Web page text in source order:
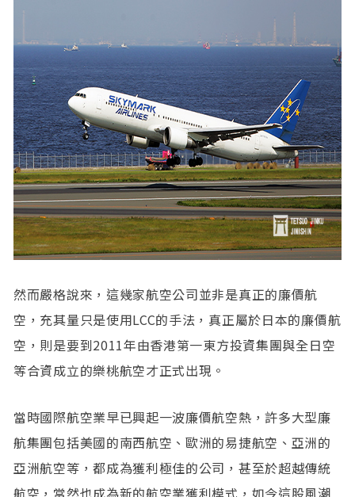
然而嚴格說來，這幾家航空公司並非是真正的廉價航
空，充其量只是使用LCC的手法，真正屬於日本的廉價航
空，則是要到2011年由香港第一東方投資集團與全日空
等合資成立的樂桃航空才正式出現。
當時國際航空業早已興起一波廉價航空熱，許多大型廉
航集團包括美國的南西航空、歐洲的易捷航空、亞洲的
亞洲航空等，都成為獲利極佳的公司，甚至於超越傳統